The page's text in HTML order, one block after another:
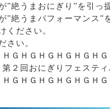
”絶うまおにぎり”を引っ
”絶うまパフォーマンス”
ください。
さい。
ＧＨＧＨＧＨＧＨＧＨＧ
第２回おにぎりフェステ
ＧＨＧＨＧＨＧＨＧＨＧ